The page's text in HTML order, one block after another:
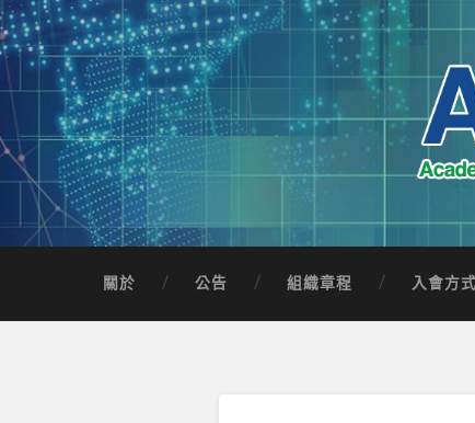
Skip
to
content
Search
AICTSP 台灣臺中
Academia-Industry Consortium of
關於 公告 組織章程 入會方式